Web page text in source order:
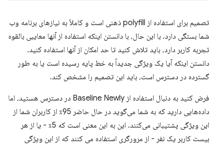
تصمیم برای استفاده از polyfill ذهنی است و کاملاً به نیازهای برنامه وب
شما بستگی دارد. با این حال، با دانستن اینکه استفاده از آنها معایبی بالقوه
تجربه کاربر دارد، باید تلاش کنید تا حد امکان از آنها استفاده کنید.
دانستن اینکه آیا یک ویژگی جدیداً به خط پایه رسیده است یا به طور
گسترده در دسترس است، باید این تصمیم را مشخص کند.
فرض کنید به دنبال استفاده از Baseline Newly در دسترس هستید، اما
داده‌هایی دارید که به شما می‌گوید در حال حاضر 95٪ از کاربران شما از
این ویژگی پشتیبانی می‌کنند. این به این معنی است که 5٪ - یا از هر
بیست کاربر یک نفر - از مرورگری استفاده می کنند که از این ویژگی